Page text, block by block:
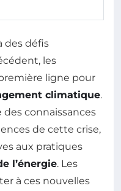
des défis
les
ligne pour
climatique.
connaissances
de cette crise,
aux pratiques
l’énergie. Les
à ces nouvelles